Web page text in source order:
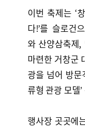
이번 축제는 ‘
다!’를 슬로건
와 산양삼축제,
마련한 거창군
광을 넘어 방문
류형 관광 모델
행사장 곳곳에